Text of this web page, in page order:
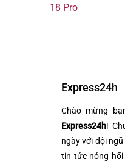
18 Pro
Express24h
Chào mừng
Express24h!
ngày với đội
tin tức nóng hổi